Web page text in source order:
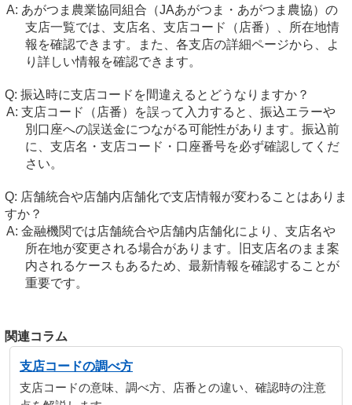
あがつま農業協同組合（JAあがつま・あがつま農協）の
支店一覧では、支店名、支店コード（店番）、所在地情
報を確認できます。また、各支店の詳細ページから、よ
り詳しい情報を確認できます。
振込時に支店コードを間違えるとどうなりますか？
支店コード（店番）を誤って入力すると、振込エラーや
別口座への誤送金につながる可能性があります。振込前
に、支店名・支店コード・口座番号を必ず確認してくだ
さい。
店舗統合や店舗内店舗化で支店情報が変わることはありま
すか？
金融機関では店舗統合や店舗内店舗化により、支店名や
所在地が変更される場合があります。旧支店名のまま案
内されるケースもあるため、最新情報を確認することが
重要です。
関連コラム
支店コードの調べ方
支店コードの意味、調べ方、店番との違い、確認時の注意